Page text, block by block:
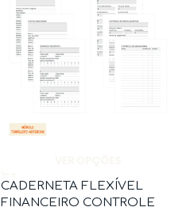
CADERNETA FLEXÍVEL
FINANCEIRO CONTROLE